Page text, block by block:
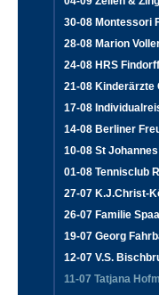
30-08 Montessori
28-08 Marion
24-08 HRS
21-08 Kinderärzte
17-08
14-08 Berliner
10-08 St
01-08 Tennisclub
27-07 K.J.Christ-
26-07 Familie
19-07 Georg
12-07 V.S.
11-07 Tatjana